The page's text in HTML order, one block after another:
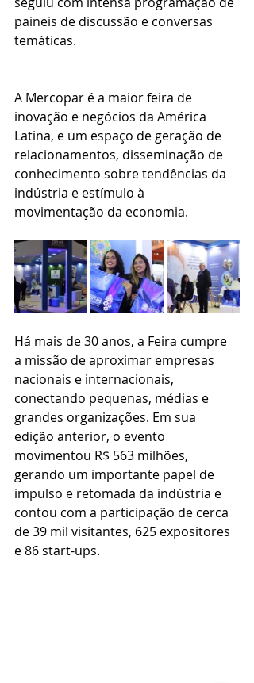
paineis de discussão e conversas
temáticas.
A Mercopar é a maior feira de
inovação e negócios da América
Latina, e um espaço de geração de
relacionamentos, disseminação de
conhecimento sobre tendências da
indústria e estímulo à
movimentação da economia.
Há mais de 30 anos, a Feira cumpre
a missão de aproximar empresas
nacionais e internacionais,
conectando pequenas, médias e
grandes organizações. Em sua
edição anterior, o evento
movimentou R$ 563 milhões,
gerando um importante papel de
impulso e retomada da indústria e
contou com a participação de cerca
de 39 mil visitantes, 625 expositores
e 86 start-ups.